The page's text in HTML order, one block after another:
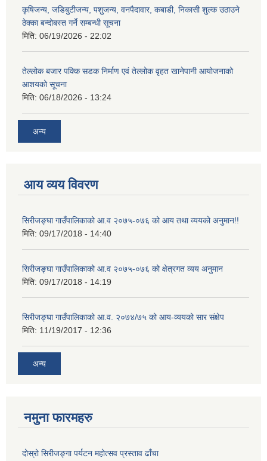
कृषिजन्य, जडिबुटीजन्य, पशुजन्य, वनपैदावार, कबाडी, निकासी शुल्क उठाउने
ठेक्का बन्दोबस्त गर्ने सम्बन्धी सूचना
मिति: 06/19/2026 - 22:02
तेल्लोक बजार पक्कि सडक निर्माण एवं तेल्लोक वृहत खानेपानी आयोजनाको
आशयको सूचना
मिति: 06/18/2026 - 13:24
अन्य
आय व्यय विवरण
सिरीजङ्घा गाउँपालिकाको आ.व २०७५-०७६ को आय तथा व्ययको अनुमान!!
मिति: 09/17/2018 - 14:40
सिरीजङ्घा गाउँपालिकाको आ.व २०७५-०७६ को क्षेत्रगत व्यय अनुमान
मिति: 09/17/2018 - 14:19
सिरीजङ्घा गाउँपालिकाको आ.व. २०७४/७५ को आय-व्ययको सार संक्षेप
मिति: 11/19/2017 - 12:36
अन्य
नमुना फारमहरु
दोस्रो सिरीजङ्गा पर्यटन महोत्सव प्रस्ताव ढाँचा